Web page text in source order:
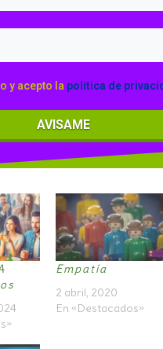
y acepto la politica de
AVISAME
Empatía
2 abril, 2020
En «Destacados»